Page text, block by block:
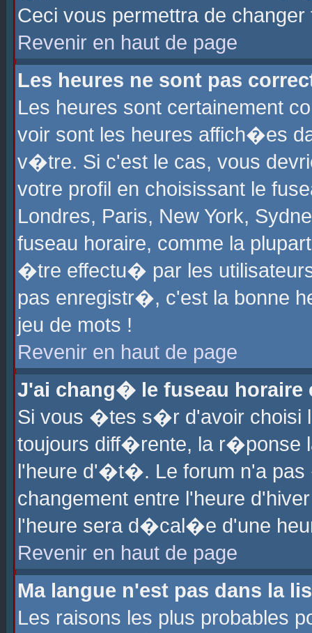
Ceci vous permettra de
Revenir en haut de page
Les heures ne sont pas
Les heures sont certainement
voir sont les heures affich�es
v�tre. Si c'est le cas, vous
votre profil en choisissant le
Londres, Paris, New York,
fuseau horaire, comme la
�tre effectu� par les
pas enregistr�, c'est la bonne
jeu de mots !
Revenir en haut de page
J'ai chang� le fuseau horaire
Si vous �tes s�r d'avoir choisi
toujours diff�rente, la r�ponse
l'heure d'�t�. Le forum n'a
changement entre l'heure
l'heure sera d�cal�e d'une
Revenir en haut de page
Ma langue n'est pas dans la
Les raisons les plus probables